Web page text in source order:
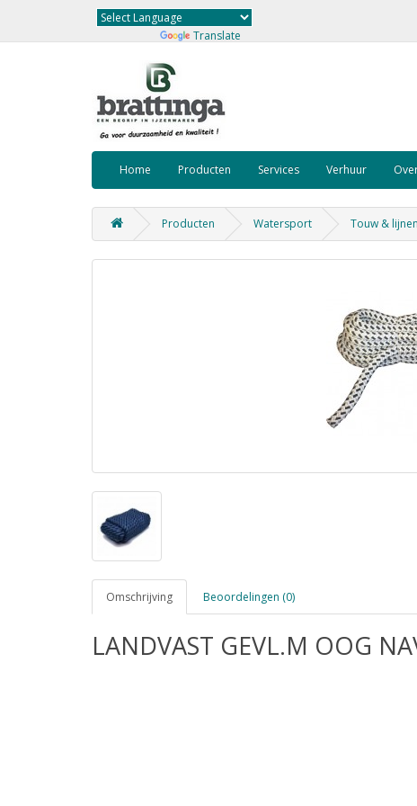
Translate
Home Producten Services Verhuur
Producten Watersport Touw & lijnen
Omschrijving Beoordelingen (0)
LANDVAST GEVL.M OOG